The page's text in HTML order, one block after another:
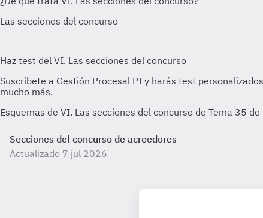
Esquemas de VI. Las secciones del concurso de Tema 35
Secciones del concurso de acreedores
Actualizado 7 jul 2026